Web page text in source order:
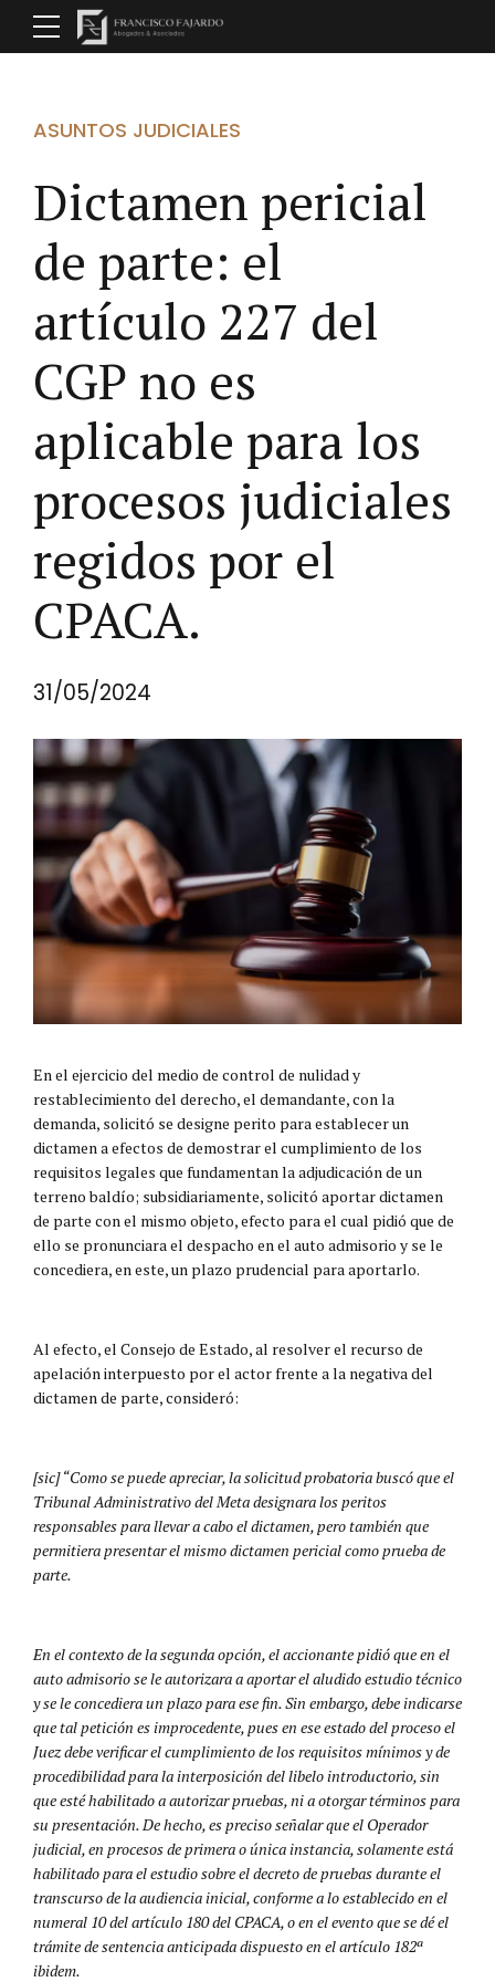
ASUNTOS JUDICIALES
Dictamen pericial
de parte: el
artículo 227 del
CGP no es
aplicable para los
procesos judiciales
regidos por el
CPACA.
31/05/2024
En el ejercicio del medio de control de nulidad y
restablecimiento del derecho, el demandante, con la
demanda, solicitó se designe perito para establecer un
dictamen a efectos de demostrar el cumplimiento de los
requisitos legales que fundamentan la adjudicación de un
terreno baldío; subsidiariamente, solicitó aportar dictamen
de parte con el mismo objeto, efecto para el cual pidió que de
ello se pronunciara el despacho en el auto admisorio y se le
concediera, en este, un plazo prudencial para aportarlo.
Al efecto, el Consejo de Estado, al resolver el recurso de
apelación interpuesto por el actor frente a la negativa del
dictamen de parte, consideró:
[sic]“Como se puede apreciar, la solicitud probatoria buscó que el
Tribunal Administrativo del Meta designara los peritos
responsables para llevar a cabo el dictamen, pero también que
permitiera presentar el mismo dictamen pericial como prueba de
parte.
En el contexto de la segunda opción, el accionante pidió que en el
auto admisorio se le autorizara a aportar el aludido estudio técnico
y se le concediera un plazo para ese fin. Sin embargo, debe indicarse
que tal petición es improcedente, pues en ese estado del proceso el
Juez debe verificar el cumplimiento de los requisitos mínimos y de
procedibilidad para la interposición del libelo introductorio, sin
que esté habilitado a autorizar pruebas, ni a otorgar términos para
su presentación. De hecho, es preciso señalar que el Operador
judicial, en procesos de primera o única instancia, solamente está
habilitado para el estudio sobre el decreto de pruebas durante el
transcurso de la audiencia inicial, conforme a lo establecido en el
numeral 10 del artículo 180 del CPACA, o en el evento que se dé el
trámite de sentencia anticipada dispuesto en el artículo 182ª
ibidem.